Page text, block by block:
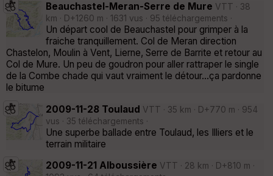
Beauchastel-Meran-Serre de Mure VTT · 38
km · D+1260 m · 1631 vus · 95 téléchargements ·
Un départ cool de Beauchastel pour grimper à la
fraiche tranquillement. Col de Meran direction
Chastelon, Moulin à Vent, Lierne, Serre de Barrite et retour au
Col de Mure. Un peu de goudron pour aller rattraper le single
de la Combe chade qui vaut vraiment le détour...ça pardonne
le bitume
2009-11-28 Toulaud VTT · 35 km · D+770 m · 954
vus · 35 téléchargements ·
Une superbe ballade entre Toulaud, les Illiers et le
terrain militaire
2009-11-21 Alboussière VTT · 28 km · D+810 m ·